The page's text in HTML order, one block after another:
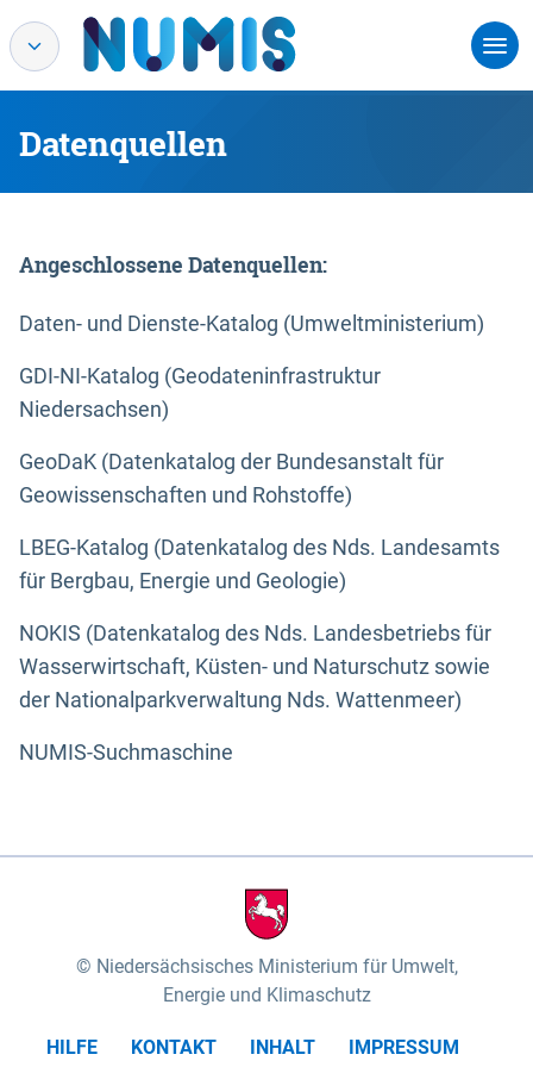
Datenquellen
Angeschlossene Datenquellen:
Daten- und Dienste-Katalog (Umweltministerium)
GDI-NI-Katalog (Geodateninfrastruktur
Niedersachsen)
GeoDaK (Datenkatalog der Bundesanstalt für
Geowissenschaften und Rohstoffe)
LBEG-Katalog (Datenkatalog des Nds. Landesamts
für Bergbau, Energie und Geologie)
NOKIS (Datenkatalog des Nds. Landesbetriebs für
Wasserwirtschaft, Küsten- und Naturschutz sowie
der Nationalparkverwaltung Nds. Wattenmeer)
NUMIS-Suchmaschine
Niedersächsisches Ministerium für Umwelt,
Energie und Klimaschutz
HILFE KONTAKT INHALT
IMPRESSUM